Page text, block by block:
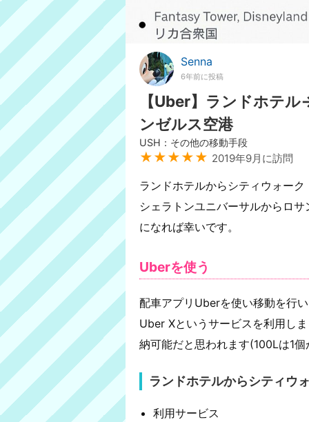
Senna
6年前に投稿
【Uber】ランドホテ
ンゼルス空港
USH：その他の移動手段
★★★★★ 2019年9月に訪問
ランドホテルからシティウォーク
シェラトンユニバーサルからロ
になれば幸いです。
Uberを使う
配車アプリUberを使い移動を行
Uber Xというサービスを利用し
納可能だと思われます(100Lは1
ランドホテルからシティウ
利用サービス